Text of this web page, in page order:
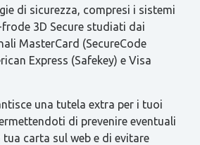
di sicurezza, compresi i sistemi
3D Secure studiati dai
MasterCard (SecureCode
Express (Safekey) e Visa
una tutela extra per i tuoi
di prevenire eventuali
carta sul web e di evitare